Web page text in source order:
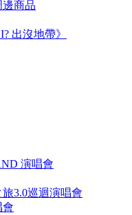
邊商品
出沒地帶》
演唱會
3.0巡迴演唱會
會